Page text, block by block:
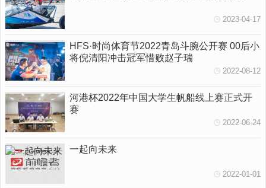
2023-04-17
HFS·时尚体育节2022青岛斗腕公开赛 00后小
将倪清阳冲击冠军惜败赵子瑞
2022-08-12
河港杯2022年中国大学生帆船线上赛正式开
赛
2022-06-24
一起向未来
2022-01-01